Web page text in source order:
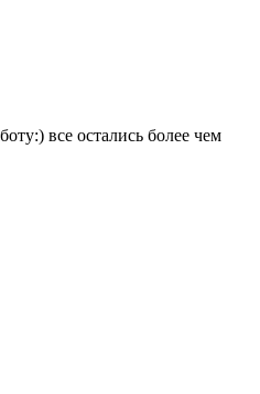
все остались более чем